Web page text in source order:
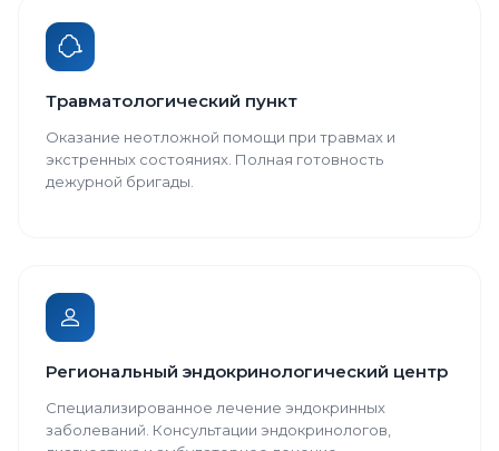
Травматологический пункт
Оказание неотложной помощи при травмах и
экстренных состояниях. Полная готовность
дежурной бригады.
Региональный эндокринологический центр
Специализированное лечение эндокринных
заболеваний. Консультации эндокринологов,